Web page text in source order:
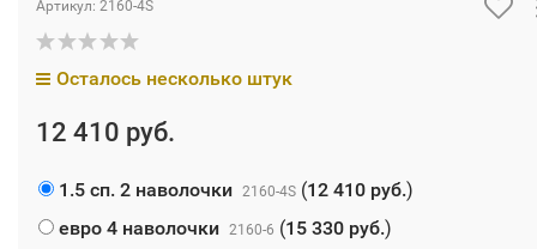
Артикул: 2160-4S
Осталось несколько штук
12 410 руб.
1.5 сп. 2 наволочки 2160-4S (12 410 руб.)
евро 4 наволочки 2160-6 (15 330 руб.)